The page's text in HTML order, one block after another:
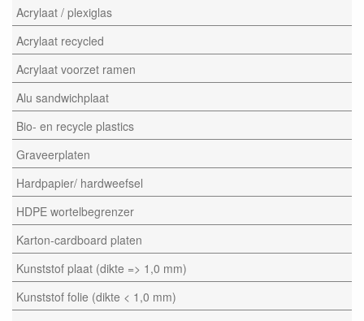
Acrylaat / plexiglas
Acrylaat recycled
Acrylaat voorzet ramen
Alu sandwichplaat
Bio- en recycle plastics
Graveerplaten
Hardpapier/ hardweefsel
HDPE wortelbegrenzer
Karton-cardboard platen
Kunststof plaat (dikte => 1,0 mm)
Kunststof folie (dikte < 1,0 mm)